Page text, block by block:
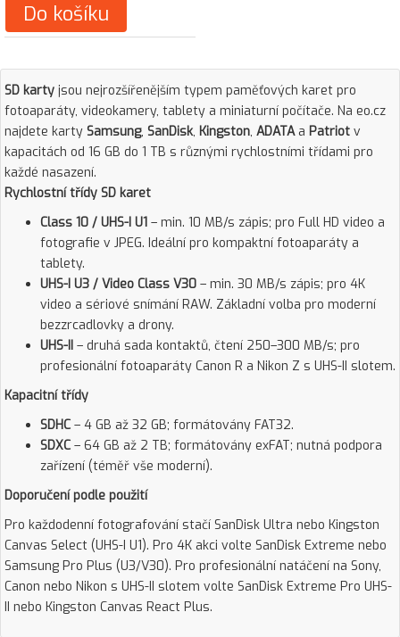
Do košíku
SD karty jsou nejrozšířenějším typem paměťových karet pro
fotoaparáty, videokamery, tablety a miniaturní počítače. Na eo.cz
najdete karty Samsung, SanDisk, Kingston, ADATAa Patriot v
kapacitách od 16 GB do 1 TB s různými rychlostními třídami pro
každé nasazení.
Rychlostní třídy SD karet
Class 10 / UHS-I U1 – min. 10 MB/s zápis; pro Full HD video a
fotografie v JPEG. Ideální pro kompaktní fotoaparáty a
tablety.
UHS-I U3 / Video Class V30 – min. 30 MB/s zápis; pro 4K
video a sériové snímání RAW. Základní volba pro moderní
bezzrcadlovky a drony.
UHS-II – druhá sada kontaktů, čtení 250–300 MB/s; pro
profesionální fotoaparáty Canon R a Nikon Z s UHS-II slotem.
Kapacitní třídy
SDHC – 4 GB až 32 GB; formátovány FAT32.
SDXC – 64 GB až 2 TB; formátovány exFAT; nutná podpora
zařízení (téměř vše moderní).
Doporučení podle použití
Pro každodenní fotografování stačí SanDisk Ultra nebo Kingston
Canvas Select (UHS-I U1). Pro 4K akci volte SanDisk Extreme nebo
Samsung Pro Plus (U3/V30). Pro profesionální natáčení na Sony,
Canon nebo Nikon s UHS-II slotem volte SanDisk Extreme Pro UHS-
II nebo Kingston Canvas React Plus.